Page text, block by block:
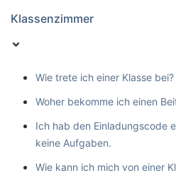
Klassenzimmer
Wie trete ich einer Klasse bei?
Woher bekomme ich einen
Ich hab den Einladungscode
keine Aufgaben.
Wie kann ich mich von einer